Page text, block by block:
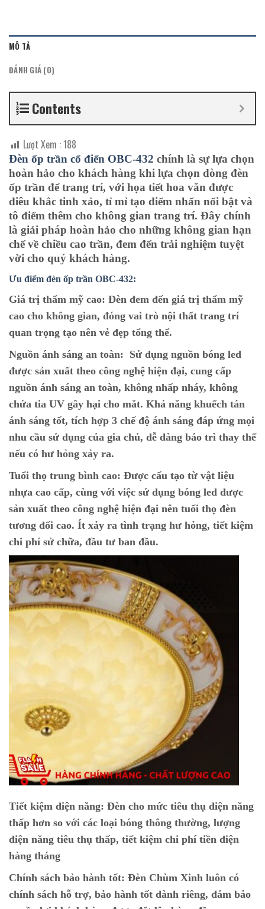
MÔ TẢ
ĐÁNH GIÁ (0)
Contents
Lượt Xem :188
Đèn ốp trần cổ điển OBC-432 chính là sự lựa chọn
hoàn hảo cho khách hàng khi lựa chọn dòng đèn
ốp trần để trang trí, với họa tiết hoa văn được
điêu khắc tinh xảo, tỉ mỉ tạo điểm nhấn nổi bật và
tô điểm thêm cho không gian trang trí. Đây chính
là giải pháp hoàn hảo cho những không gian hạn
chế về chiều cao trần, đem đến trải nghiệm tuyệt
vời cho quý khách hàng.
Ưu điểm đèn ốp trần OBC-432:
Giá trị thẩm mỹ cao: Đèn đem đến giá trị thẩm mỹ
cao cho không gian, đóng vai trò nội thất trang trí
quan trọng tạo nên vẻ đẹp tổng thể.
Nguồn ánh sáng an toàn: Sử dụng nguồn bóng led
được sản xuất theo công nghệ hiện đại, cung cấp
nguồn ánh sáng an toàn, không nhấp nháy, không
chứa tia UV gây hại cho mắt. Khả năng khuếch tán
ánh sáng tốt, tích hợp 3 chế độ ánh sáng đáp ứng mọi
nhu cầu sử dụng của gia chủ, dễ dàng bảo trì thay thế
nếu có hư hỏng xảy ra.
Tuổi thọ trung bình cao: Được cấu tạo từ vật liệu
nhựa cao cấp, cùng với việc sử dụng bóng led được
sản xuất theo công nghệ hiện đại nên tuổi thọ đèn
tương đối cao. Ít xảy ra tình trạng hư hỏng, tiết kiệm
chi phí sử chữa, đầu tư ban đầu.
Tiết kiệm điện năng: Đèn cho mức tiêu thụ điện năng
thấp hơn so với các loại bóng thông thường, lượng
điện năng tiêu thụ thấp, tiết kiệm chi phí tiền điện
hàng tháng
Chính sách bảo hành tốt: Đèn Chùm Xinh luôn có
chính sách hỗ trợ, bảo hành tốt dành riêng, đảm bảo